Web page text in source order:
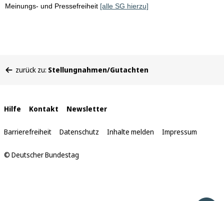
Meinungs- und Pressefreiheit [alle SG hierzu]
befinden
zurück zu: Stellungnahmen/Gutachten
Interne
Links
Hilfe Kontakt Newsletter
Barrierefreiheit Datenschutz Inhalte melden Impressum
© Deutscher Bundestag